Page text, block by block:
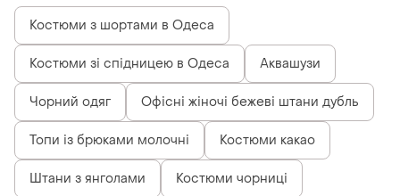
Костюми з шортами в Одеса
Костюми зі спідницею в Одеса Аквашузи
Чорний одяг Офісні жіночі бежеві штани дубль
Топи із брюками молочні Костюми какао
Штани з янголами Костюми чорниці